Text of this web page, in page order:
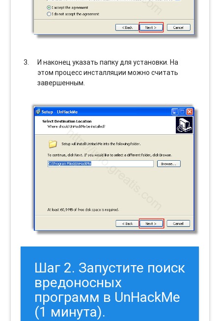
И наконец указать папку для установки. На
этом процесс инсталляции можно считать
завершенным.
Шаг 2. Запустите поиск
вредоносных
программ в UnHackMe
(1 минута).